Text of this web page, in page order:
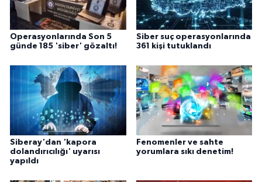
Operasyonlarında Son 5
günde 185 'siber' gözaltı!
Siber suç operasyonlarında
361 kişi tutuklandı
Siberay'dan 'kapora
dolandırıcılığı' uyarısı
yapıldı
Fenomenler ve sahte
yorumlara sıkı denetim!